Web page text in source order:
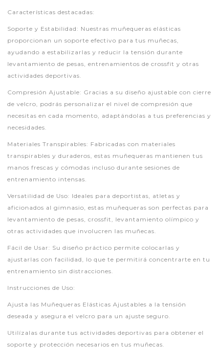
Características destacadas:
Soporte y Estabilidad: Nuestras muñequeras elásticas
proporcionan un soporte efectivo para tus muñecas,
ayudando a estabilizarlas y reducir la tensión durante
levantamiento de pesas, entrenamientos de crossfit y otras
actividades deportivas.
Compresión Ajustable: Gracias a su diseño ajustable con cierre
de velcro, podrás personalizar el nivel de compresión que
necesitas en cada momento, adaptándolas a tus preferencias y
necesidades.
Materiales Transpirables: Fabricadas con materiales
transpirables y duraderos, estas muñequeras mantienen tus
manos frescas y cómodas incluso durante sesiones de
entrenamiento intensas.
Versatilidad de Uso: Ideales para deportistas, atletas y
aficionados al gimnasio, estas muñequeras son perfectas para
levantamiento de pesas, crossfit, levantamiento olímpico y
otras actividades que involucren las muñecas.
Fácil de Usar: Su diseño práctico permite colocarlas y
ajustarlas con facilidad, lo que te permitirá concentrarte en tu
entrenamiento sin distracciones.
Instrucciones de Uso:
Ajusta las Muñequeras Elásticas Ajustables a la tensión
deseada y asegura el velcro para un ajuste seguro.
Utilízalas durante tus actividades deportivas para obtener el
soporte y protección necesarios en tus muñecas.